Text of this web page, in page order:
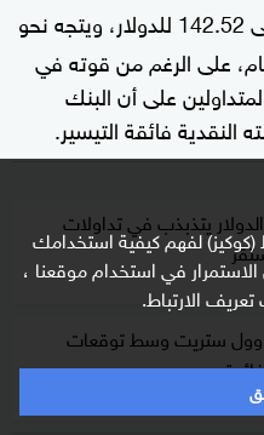
لفهم كيفية استخدامك
في استخدام موقعنا ،
الارتباط.
0.1 بالمئة إلى 142.52 للدولار، ويتجه نحو
على الرغم من قوته في
على أن البنك
فائقة التيسير.
يتذبذب في تداولات
وول ستريت وسط توقعات